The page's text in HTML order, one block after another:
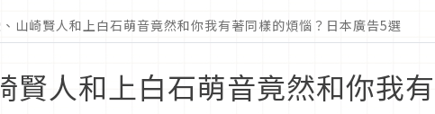
山崎賢人和上白石萌音竟然和你我有著同樣的煩惱？日本廣告5選
賢人和上白石萌音竟然和你我